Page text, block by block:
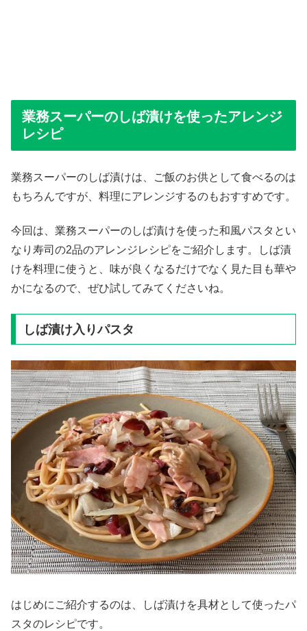
業務スーパーのしば漬けを使ったアレンジ
レシピ
業務スーパーのしば漬けは、ご飯のお供として食べるのは
もちろんですが、料理にアレンジするのもおすすめです。
今回は、業務スーパーのしば漬けを使った和風パスタとい
なり寿司の2品のアレンジレシピをご紹介します。しば漬
けを料理に使うと、味が良くなるだけでなく見た目も華や
かになるので、ぜひ試してみてくださいね。
しば漬け入りパスタ
はじめにご紹介するのは、しば漬けを具材として使ったパ
スタのレシピです。